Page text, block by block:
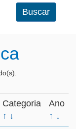
Buscar
Categoria
↑ ↓
Ano
↑ ↓